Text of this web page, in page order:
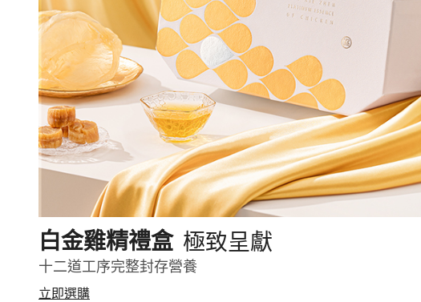
白金雞精禮盒 極致呈獻
十二道工序完整封存營養
立即選購